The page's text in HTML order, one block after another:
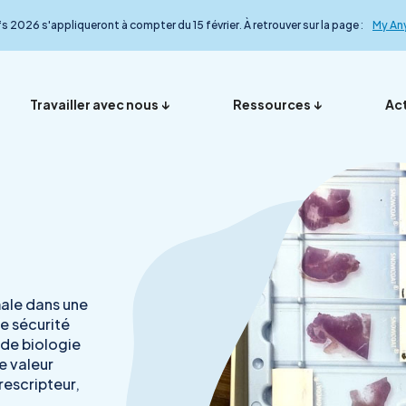
2026 s'appliqueront à compter du 15 février. À retrouver sur la page : My
Nos
Travailler avec nous
My Anydiag
Ressources
Nos
le détail
dans une
sécurité
biologie
valeur